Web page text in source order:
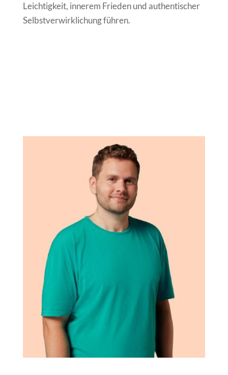
Leichtigkeit, innerem Frieden und authentischer
Selbstverwirklichung führen.